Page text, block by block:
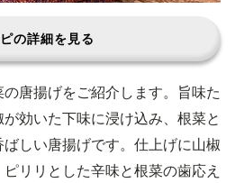
の詳細を見る
唐揚げをご紹介します。旨味た
効いた下味に浸け込み、根菜と
しい唐揚げです。仕上げに山椒
リリとした辛味と根菜の歯応え